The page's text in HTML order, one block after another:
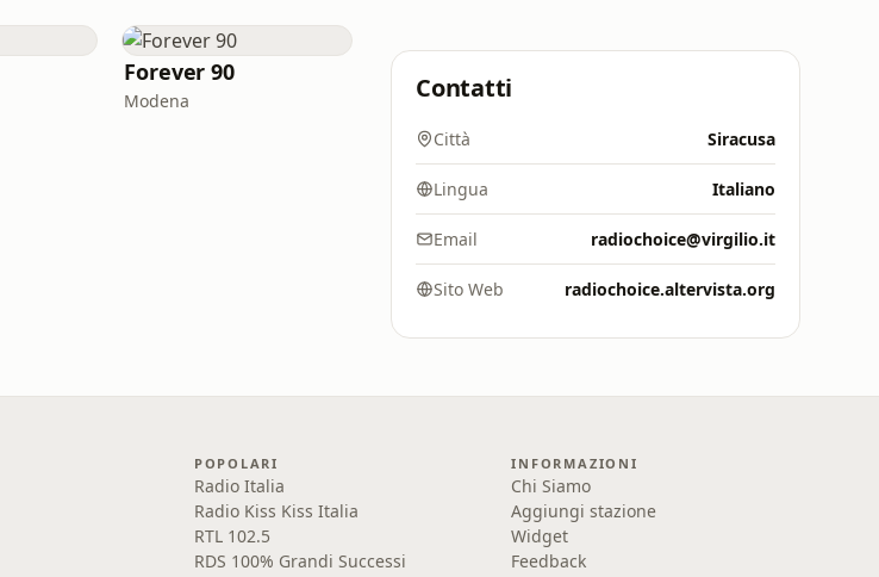
Forever 90
Modena Contatti
Città Siracusa
Lingua Italiano
Email radiochoice@virgilio.it
Sito Web radiochoice.altervista.org
POPOLARI
Radio Italia
Radio Kiss Kiss Italia
RTL 102.5
RDS 100% Grandi Successi
INFORMAZIONI
Chi Siamo
Aggiungi stazione
Widget
Feedback